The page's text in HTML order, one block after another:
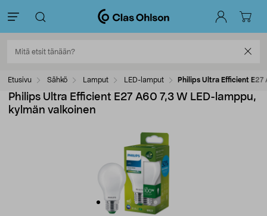
Etusivu Sähkö Lamput LED-lamput Philips Ultra Efficient
Philips Ultra Efficient E27 A60 7,3 W LED-lamppu,
kylmän valkoinen